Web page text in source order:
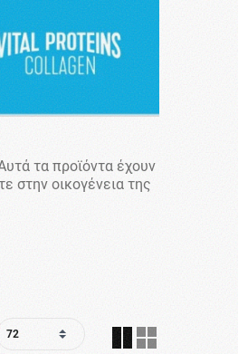
τα προϊόντα έχουν
στην οικογένεια της